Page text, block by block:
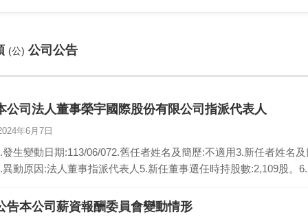
(公) 公司公告
公司法人董事榮宇國際股份有限公司指派代表人
年6月7日
發生變動日期:113/06/072.舊任者姓名及簡歷:不適用3.新任者姓名
異動原因:法人董事指派代表人5.新任董事選任時持股數:2,109股。
告本公司薪資報酬委員會變動情形